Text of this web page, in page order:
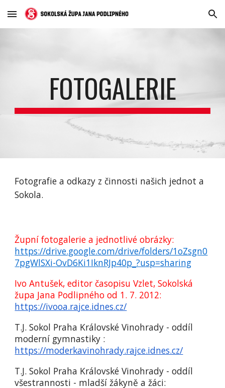
Skip to main content Skip to navigation
FOTOGALERIE
Fotografie a odkazy z činnosti našich jednot a
Sokola.
Župní fotogalerie a jednotlivé obrázky:
https://drive.google.com/drive/folders/1oZsgn0
7pgWlSXi-OvD6Ki1IknRJp40p_?usp=sharing
Ivo Antušek, editor časopisu Vzlet, Sokolská
župa Jana Podlipného od 1. 7. 2012:
https://ivooa.rajce.idnes.cz/
T.J. Sokol Praha Královské Vinohrady - oddíl
moderní gymnastiky :
https://moderkavinohrady.rajce.idnes.cz/
T.J. Sokol Praha Královské Vinohrady - oddíl
všestrannosti - mladší žákyně a žáci: